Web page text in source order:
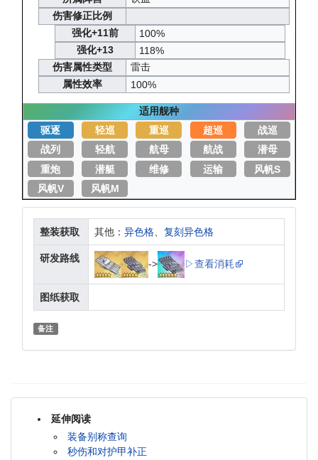
伤害修正比例
强化+11前
100%
强化+13
118%
伤害属性类型
雷击
属性效率
100%
适用舰种
驱逐
轻巡 重巡 超巡
战巡
战列
轻航 航母 航战
潜母
重炮
潜艇 维修 运输
风帆S
风帆V
风帆M
整装获取 其他： 异色格 复刻异色格
研发路线 -> ▷查看消耗
图纸获取
备注
延伸阅读
装备别称查询
秒伤和对护甲补正